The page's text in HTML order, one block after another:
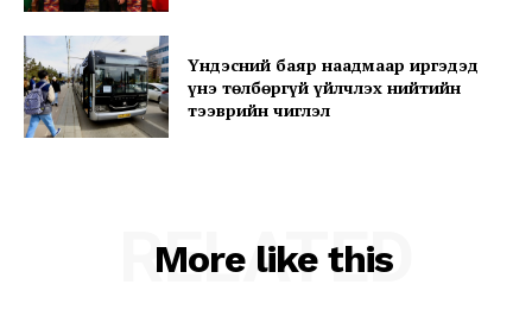
Company
Subscription Plans
Үндэсний баяр наадмаар иргэдэд
үнэ төлбөргүй үйлчлэх нийтийн
тээврийн чиглэл
More like this
RELATED